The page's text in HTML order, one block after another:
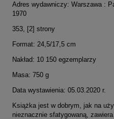
Adres wydawniczy: Warszawa :
1970
353, [2] strony
Format: 24,5/17,5 cm
Nakład: 10 150 egzemplarzy
Masa: 750 g
Data wystawienia: 05.03.2020 r.
Książka jest w dobrym, jak na
nieznacznie sfatygowaną,